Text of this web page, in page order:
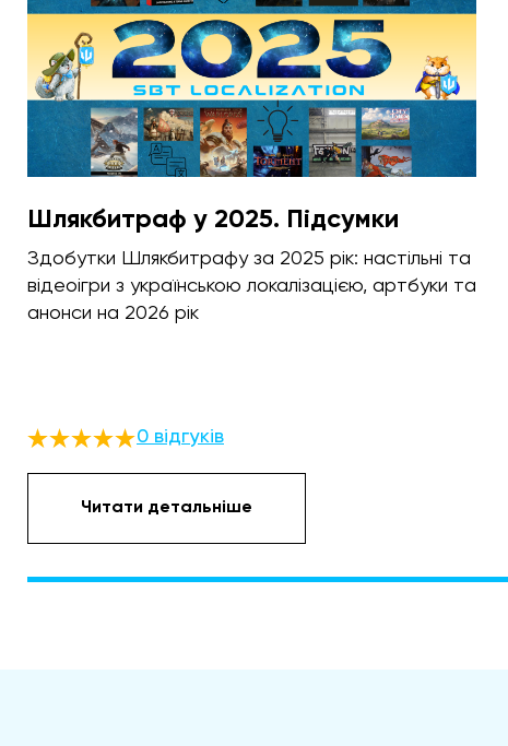
Шлякбитраф у 2025. Підсумки
Здобутки Шлякбитрафу за 2025 рік: настільні та
відеоігри з українською локалізацією, артбуки та
анонси на 2026 рік
0 відгуків
Читати детальніше